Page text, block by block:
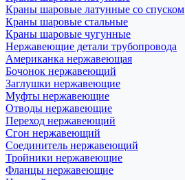
Краны шаровые латунные со спуском
Краны шаровые стальные
Краны шаровые чугунные
Нержавеющие детали трубопровода
Американка нержавеющая
Бочонок нержавеющий
Заглушки нержавеющие
Муфты нержавеющие
Отводы нержавеющие
Переход нержавеющий
Сгон нержавеющий
Соединитель нержавеющий
Тройники нержавеющие
Фланцы нержавеющие